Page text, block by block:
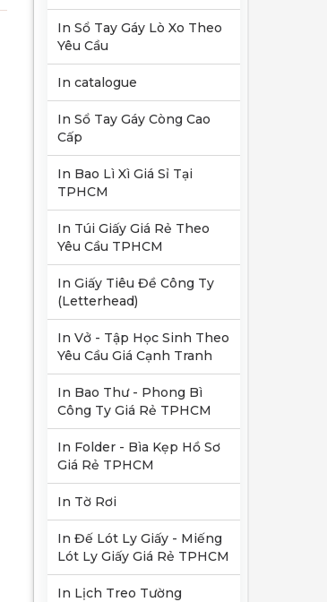
In Sổ Tay Gáy Lò Xo Theo
Yêu Cầu
In catalogue
In Sổ Tay Gáy Còng Cao
Cấp
In Bao Lì Xì Giá Sỉ Tại
TPHCM
In Túi Giấy Giá Rẻ Theo
Yêu Cầu TPHCM
In Giấy Tiêu Đề Công Ty
(Letterhead)
In Vở - Tập Học Sinh Theo
Yêu Cầu Giá Cạnh Tranh
In Bao Thư - Phong Bì
Công Ty Giá Rẻ TPHCM
In Folder - Bìa Kẹp Hồ Sơ
Giá Rẻ TPHCM
In Tờ Rơi
In Đế Lót Ly Giấy - Miếng
Lót Ly Giấy Giá Rẻ TPHCM
In Lịch Treo Tường